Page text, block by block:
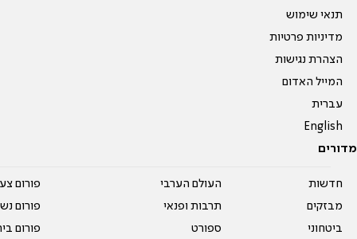
תנאי שימוש
מדיניות פרטיות
הצהרת נגישות
המייל האדום
עברית
English
מדורים
חדשות
מבזקים
ביטחוני
העולם הערבי
תרבות ופנאי
ספורט
פורום
פורום
פורום